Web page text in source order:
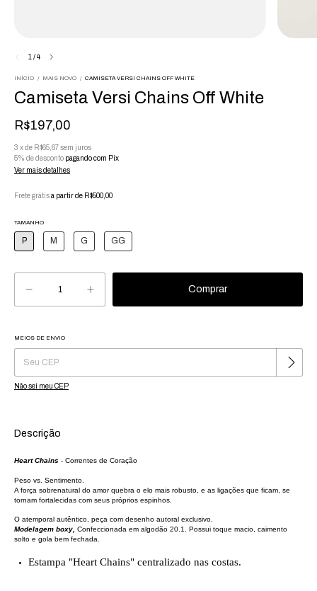
1/4
INÍCIO / MAIS NOVO / CAMISETA VERSI CHAINS OFF WHITE
Camiseta Versi Chains Off White
R$197,00
3 xde R$65,67sem juros
5% de desconto pagando com Pix
Ver mais detalhes
Frete grátisa partir de R$500,00
TAMANHO
P M G GG
Entregas para o CEP:
MEIOS DE ENVIO
Não sei meu CEP
Descrição
Heart Chains - Correntes de Coração
Peso vs. Sentimento.
A força sobrenatural do amor quebra o elo mais robusto, e as ligações que ficam, se
tornam fortalecidas com seus próprios espinhos.
O atemporal autêntico, peça com desenho autoral exclusivo.
Modelagem boxy, Confeccionada em algodão 20.1. Possui toque macio, caimento
solto e gola bem fechada.
Estampa "Heart Chains" centralizado nas costas.